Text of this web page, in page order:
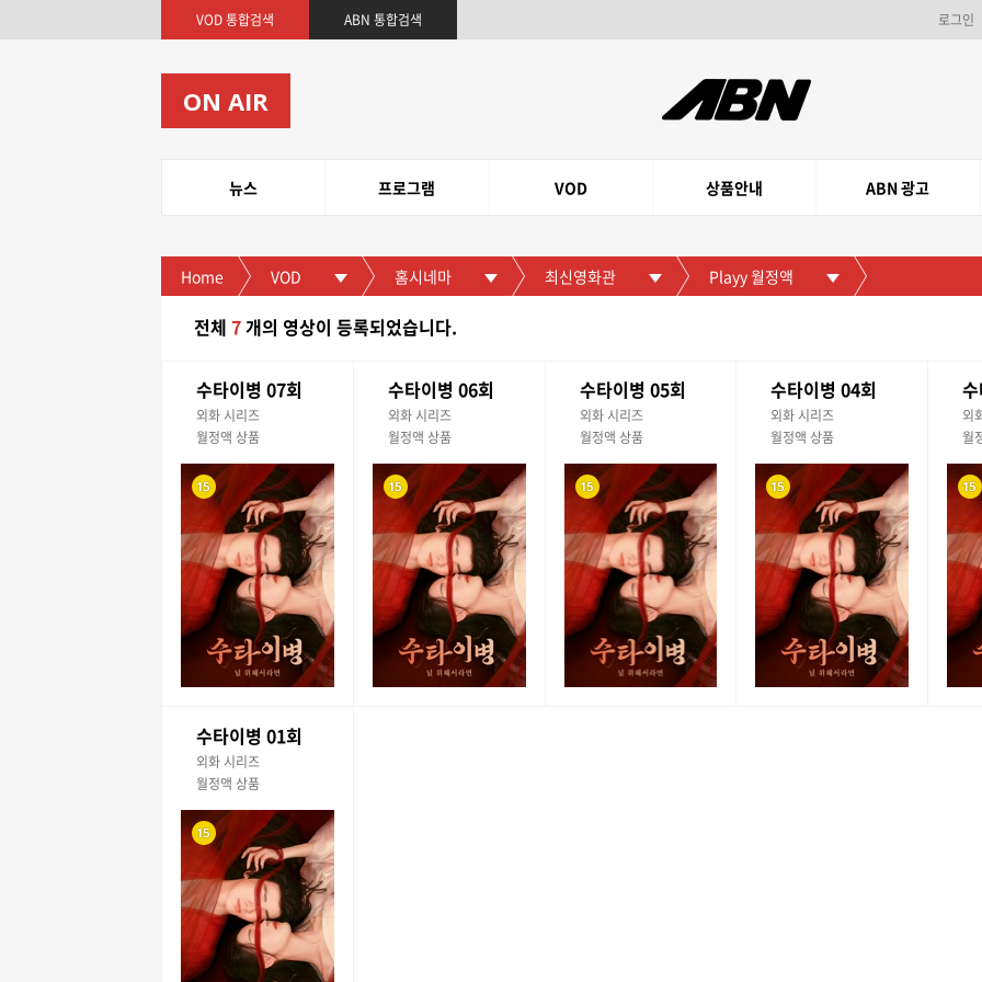
ON AIR
로그인
뉴스 프로그램 VOD 상품안내 ABN 광고
VOD 통합검색 ABN 통합검색
Home VOD 홈시네마 최신영화관 Playy 월정액
전체 7개의 영상이 등록되었습니다.
수타이병 07회
외화 시리즈
월정액 상품
수타이병 06회
외화 시리즈
월정액 상품
수타이병 05회
외화 시리즈
월정액 상품
수타이병 04회
외화 시리즈
월정액 상품
외
월
수타이병 01회
외화 시리즈
월정액 상품